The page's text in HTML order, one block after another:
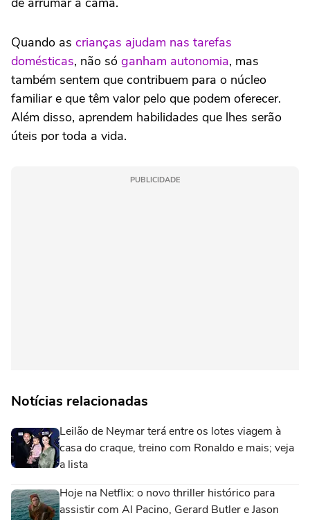
Quando as crianças ajudam nas tarefas
domésticas, não só ganham autonomia, mas
também sentem que contribuem para o núcleo
familiar e que têm valor pelo que podem oferecer.
Além disso, aprendem habilidades que lhes serão
úteis por toda a vida.
PUBLICIDADE
Notícias relacionadas
Leilão de Neymar terá entre os lotes viagem à
casa do craque, treino com Ronaldo e mais; veja
a lista
Hoje na Netflix: o novo thriller histórico para
assistir com Al Pacino, Gerard Butler e Jason